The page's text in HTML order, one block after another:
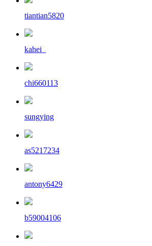
tiantian5820
kahei_
chi660113
sungying
as5217234
antony6429
b59004106